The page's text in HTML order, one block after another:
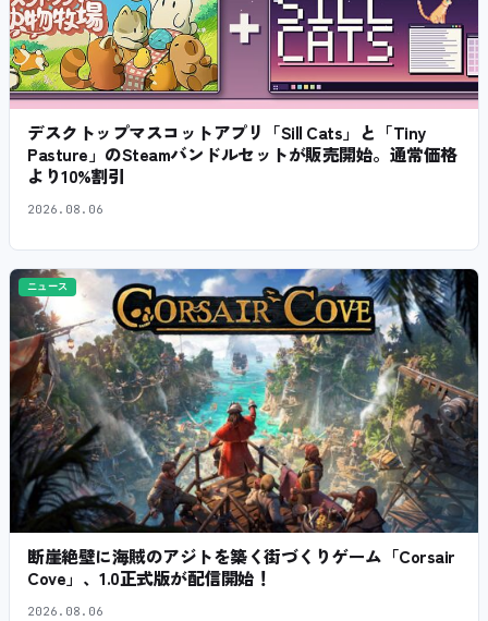
デスクトップマスコットアプリ「Sill Cats」と「Tiny
Pasture」のSteamバンドルセットが販売開始。通常価格
より10%割引
2026.08.06
ニュース
断崖絶壁に海賊のアジトを築く街づくりゲーム「Corsair
Cove」、1.0正式版が配信開始！
2026.08.06